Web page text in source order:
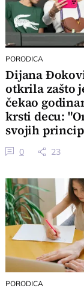
PORODICA
Dijana
otkrila zašto
čekao
krsti decu:
svojih
0 23
PORODICA